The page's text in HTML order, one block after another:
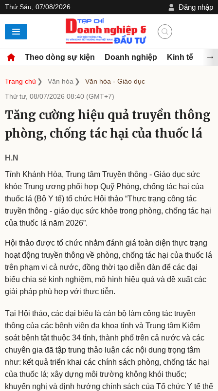
Thứ Sáu, 07/08/2026 Đăng nhập
Theo dòng sự kiện Doanh nghiệp Kinh tế
Trang chủ Văn hóa
Văn hóa - Giáo dục
Thứ tư, 08/07/2026 08:40 (GMT+7)
Tăng cường hiệu quả truyền thông
phòng, chống tác hại của thuốc lá
H.N
Tỉnh Khánh Hòa, Trung tâm Truyền thông - Giáo dục sức
khỏe Trung ương phối hợp Quỹ Phòng, chống tác hại của
thuốc lá (Bộ Y tế) tổ chức Hội thảo “Thực trạng công tác
truyền thông - giáo dục sức khỏe trong phòng, chống tác hại
của thuốc lá năm 2026”.
Hội thảo được tổ chức nhằm đánh giá toàn diện thực trạng
hoạt động truyền thông về phòng, chống tác hại của thuốc lá
trên phạm vi cả nước, đồng thời tạo diễn đàn để các đại
biểu chia sẻ kinh nghiệm, mô hình hiệu quả và đề xuất các
giải pháp phù hợp với thực tiễn.
Tại Hội thảo, các đại biểu là cán bộ làm công tác truyền
thông của các bệnh viện đa khoa tỉnh và Trung tâm Kiểm
soát bệnh tật thuộc 34 tỉnh, thành phố trên cả nước và các
chuyên gia đã tập trung thảo luận các nội dung trọng tâm
như: kết quả triển khai các chính sách phòng, chống tác hại
của thuốc lá; xây dựng môi trường không khói thuốc;
khuyến nghị và định hướng chính sách của Tổ chức Y tế thế